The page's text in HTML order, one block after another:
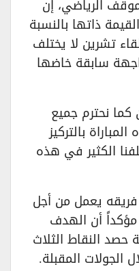
الرياضي، إن
ذاتها بالنسبة
تشرين لا يختلف
سابقة خاضها
نحترم جميع
بالتركيز
الكثير في هذه
يعمل من أجل
أن الهدف
النقاط الثلاث
المقبلة.